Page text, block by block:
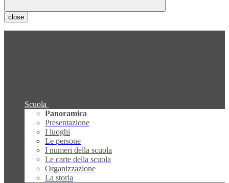
close
Scuola
Panoramica
Presentazione
I luoghi
Le persone
I numeri della scuola
Le carte della scuola
Organizzazione
La storia